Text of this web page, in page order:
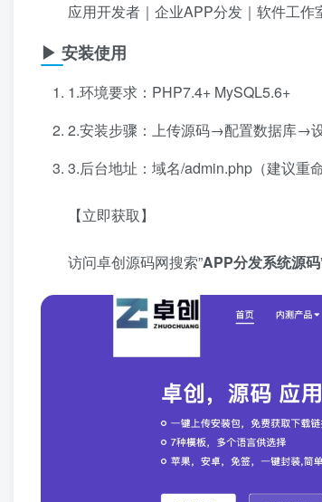
应用开发者｜企业APP分发｜软件工
▶ 安装使用
1.环境要求：PHP7.4+ MySQL5.6+
2.安装步骤：上传源码→配置数据库→
3.后台地址：域名/admin.php（建议重
【立即获取】
访问卓创源码网搜索”​APP分发系统源码